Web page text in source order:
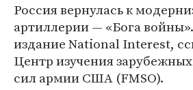
Россия вернулась к
артиллерии — «Бога
издание National Interest,
Центр изучения
сил армии США (FMSO).